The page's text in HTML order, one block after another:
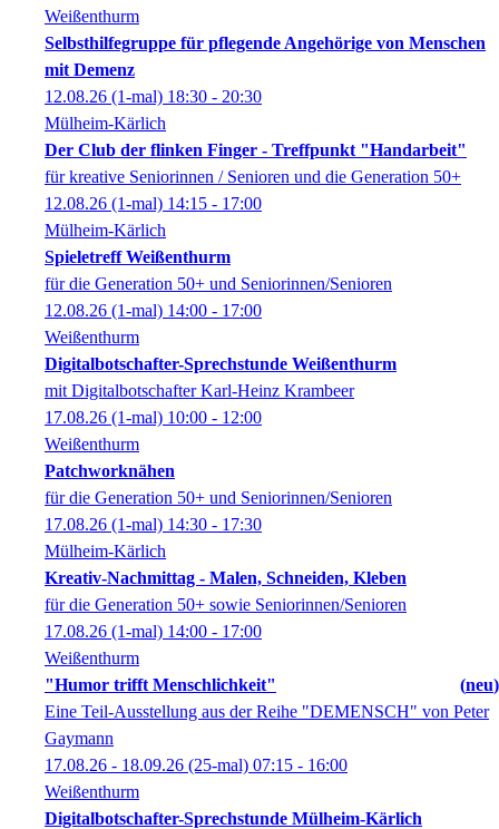
Weißenthurm
Selbsthilfegruppe für pflegende Angehörige von Menschen
mit Demenz
12.08.26 (1-mal) 18:30 - 20:30
Mülheim-Kärlich
Der Club der flinken Finger - Treffpunkt "Handarbeit"
für kreative Seniorinnen / Senioren und die Generation 50+
12.08.26 (1-mal) 14:15 - 17:00
Mülheim-Kärlich
Spieletreff Weißenthurm
für die Generation 50+ und Seniorinnen/Senioren
12.08.26 (1-mal) 14:00 - 17:00
Weißenthurm
Digitalbotschafter-Sprechstunde Weißenthurm
mit Digitalbotschafter Karl-Heinz Krambeer
17.08.26 (1-mal) 10:00 - 12:00
Weißenthurm
Patchworknähen
für die Generation 50+ und Seniorinnen/Senioren
17.08.26 (1-mal) 14:30 - 17:30
Mülheim-Kärlich
Kreativ-Nachmittag - Malen, Schneiden, Kleben
für die Generation 50+ sowie Seniorinnen/Senioren
17.08.26 (1-mal) 14:00 - 17:00
Weißenthurm
"Humor trifft Menschlichkeit"
neu
Eine Teil-Ausstellung aus der Reihe "DEMENSCH" von Peter
Gaymann
17.08.26 - 18.09.26 (25-mal) 07:15 - 16:00
Weißenthurm
Digitalbotschafter-Sprechstunde Mülheim-Kärlich